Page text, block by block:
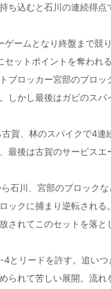
ち込むと石川の連続得点
ームとなり終盤まで競
セットポイントを奪われ
ブロッカー宮部のブロッ
しかし最後はガビのスパ
賀、林のスパイクで4連
最後は古賀のサービスエ
石川、宮部のブロックな
ックに捕まり逆転される
されてこのセットを落と
とリードを許す。追いつ
られて苦しい展開。流れ